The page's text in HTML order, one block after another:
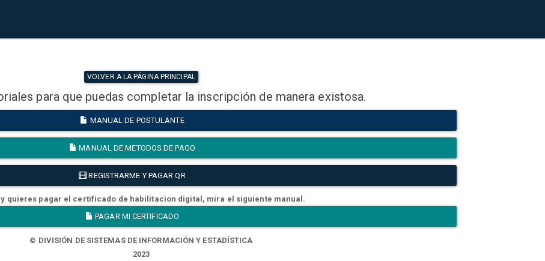
VOLVER A LA PÁGINA PRINCIPAL
para que puedas completar la inscripción de manera existosa.
MANUAL DE POSTULANTE
MANUAL DE METODOS DE PAGO
REGISTRARME Y PAGAR QR
quieres pagar el certificado de habilitacion digital, mira el siguiente manual.
PAGAR MI CERTIFICADO
© DIVISIÓN DE SISTEMAS DE INFORMACIÓN Y ESTADÍSTICA
2023